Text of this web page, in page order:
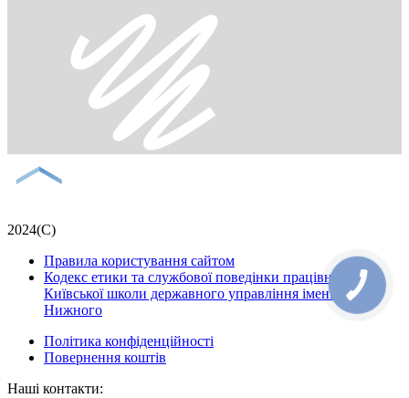
2024(С)
Правила користування сайтом
Кодекс етики та службової поведінки працівників
Київської школи державного управління імені Сергія
Нижного
Політика конфіденційності
Повернення коштів
Наші контакти: